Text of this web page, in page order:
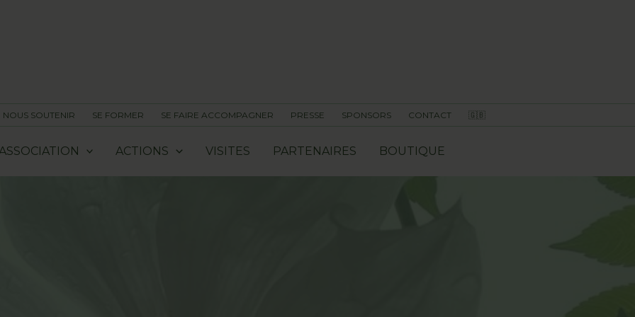
NOUS SOUTENIR SE FORMER SE FAIRE ACCOMPAGNER PRESSE SPONSORS CONTACT 🇬🇧
ACTIONS VISITES PARTENAIRES BOUTIQUE